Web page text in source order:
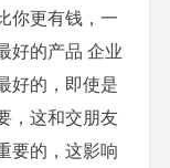
你更有钱，一
好的产品 企业
好的，即使是
，这和交朋友
要的，这影响